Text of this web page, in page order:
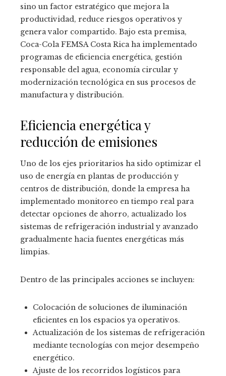
sino un factor estratégico que mejora la
productividad, reduce riesgos operativos y
genera valor compartido. Bajo esta premisa,
Coca-Cola FEMSA Costa Rica ha implementado
programas de eficiencia energética, gestión
responsable del agua, economía circular y
modernización tecnológica en sus procesos de
manufactura y distribución.
Eficiencia energética y
reducción de emisiones
Uno de los ejes prioritarios ha sido optimizar el
uso de energía en plantas de producción y
centros de distribución, donde la empresa ha
implementado monitoreo en tiempo real para
detectar opciones de ahorro, actualizado los
sistemas de refrigeración industrial y avanzado
gradualmente hacia fuentes energéticas más
limpias.
Dentro de las principales acciones se incluyen:
Colocación de soluciones de iluminación
eficientes en los espacios ya operativos.
Actualización de los sistemas de refrigeración
mediante tecnologías con mejor desempeño
energético.
Ajuste de los recorridos logísticos para